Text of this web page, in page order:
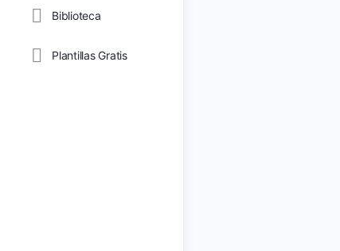
Biblioteca
Plantillas Gratis